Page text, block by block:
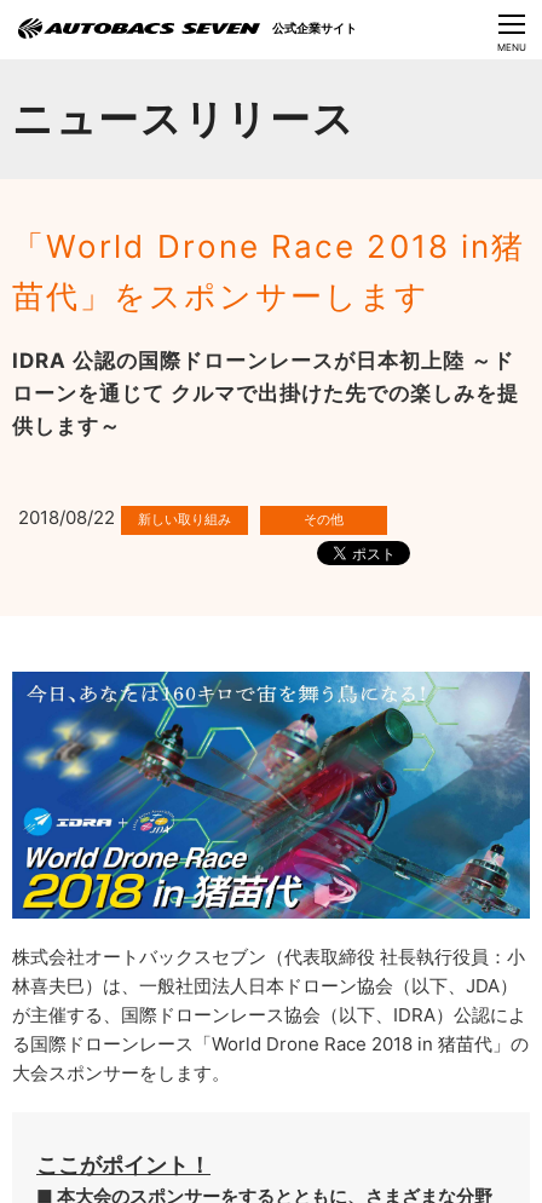
CLOSE
MENU
ニュースリリース
「World Drone Race 2018 in猪
苗代」をスポンサーします
IDRA 公認の国際ドローンレースが日本初上陸 ～ド
ローンを通じて クルマで出掛けた先での楽しみを提
供します～
2018/08/22
株式会社オートバックスセブン（代表取締役 社長執行役員：小
林喜夫巳）は、一般社団法人日本ドローン協会（以下、JDA）
が主催する、国際ドローンレース協会（以下、IDRA）公認によ
る国際ドローンレース「World Drone Race 2018 in 猪苗代」の
大会スポンサーをします。
ここがポイント！
■ 本大会のスポンサーをするとともに、さまざまな分野
公式企業サイト
サステナビリティ
採用情報
Language